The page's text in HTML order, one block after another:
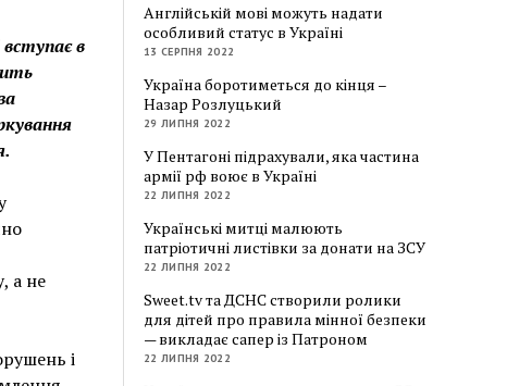
вступає в
а не
і
Англійській мові можуть надати
особливий статус в Україні
13 СЕРПНЯ 2022
Україна боротиметься до кінця –
Назар Розлуцький
29 ЛИПНЯ 2022
У Пентагоні підрахували, яка частина
армії рф воює в Україні
22 ЛИПНЯ 2022
Українські митці малюють
патріотичні листівки за донати на ЗСУ
22 ЛИПНЯ 2022
Sweet.tv та ДСНС створили ролики
для дітей про правила мінної безпеки
— викладає сапер із Патроном
22 ЛИПНЯ 2022